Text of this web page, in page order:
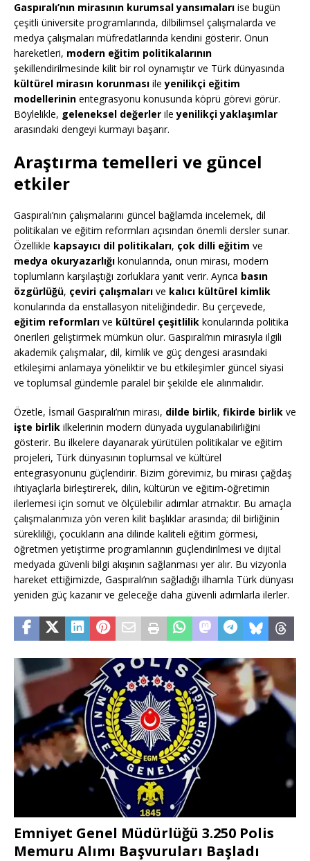
Gaspıralı’nın mirasının kurumsal yansımaları ise bugün
çeşitli üniversite programlarında, dilbilimsel çalışmalarda ve
medya çalışmaları müfredatlarında kendini gösterir. Onun
hareketleri, modern eğitim politikalarının
şekillendirilmesinde kilit bir rol oynamıştır ve Türk dünyasında
kültürel mirasın korunması ileyenilikçi eğitim
modellerinin entegrasyonu konusunda köprü görevi görür.
Böylelikle, geleneksel değerler ileyenilikçi yaklaşımlar
arasındaki dengeyi kurmayı başarır.
Araştırma temelleri ve güncel
etkiler
Gaspıralı’nın çalışmalarını güncel bağlamda incelemek, dil
politikaları ve eğitim reformları açısından önemli dersler sunar.
Özellikle kapsayıcı dil politikaları, çok dilli eğitim ve
medya okuryazarlığı konularında, onun mirası, modern
toplumların karşılaştığı zorluklara yanıt verir. Ayrıca basın
özgürlüğü, çeviri çalışmaları ve kalıcı kültürel kimlik
konularında da enstallasyon niteliğindedir. Bu çerçevede,
eğitim reformları ve kültürel çeşitlilik konularında politika
önerileri geliştirmek mümkün olur. Gaspıralı’nın mirasıyla ilgili
akademik çalışmalar, dil, kimlik ve güç dengesi arasındaki
etkileşimi anlamaya yöneliktir ve bu etkileşimler güncel siyasi
ve toplumsal gündemle paralel bir şekilde ele alınmalıdır.
Özetle, İsmail Gaspıralı’nın mirası, dilde birlik, fikirde birlik ve
işte birlik ilkelerinin modern dünyada uygulanabilirliğini
gösterir. Bu ilkelere dayanarak yürütülen politikalar ve eğitim
projeleri, Türk dünyasının toplumsal ve kültürel
entegrasyonunu güçlendirir. Bizim görevimiz, bu mirası çağdaş
ihtiyaçlarla birleştirerek, dilin, kültürün ve eğitim-öğretimin
ilerlemesi için somut ve ölçülebilir adımlar atmaktır. Bu amaçla
çalışmalarımıza yön veren kilit başlıklar arasında; dil birliğinin
sürekliliği, çocukların ana dilinde kaliteli eğitim görmesi,
öğretmen yetiştirme programlarının güçlendirilmesi ve dijital
medyada güvenli bilgi akışının sağlanması yer alır. Bu vizyonla
hareket ettiğimizde, Gaspıralı’nın sağladığı ilhamla Türk dünyası
yeniden güç kazanır ve geleceğe daha güvenli adımlarla ilerler.
Emniyet Genel Müdürlüğü 3.250 Polis
Memuru Alımı Başvuruları Başladı